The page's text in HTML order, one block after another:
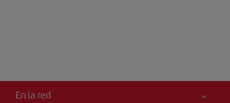
En la red